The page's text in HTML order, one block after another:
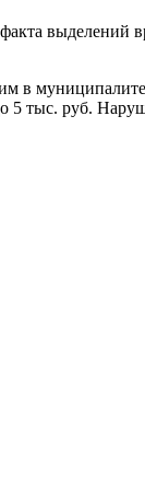
выделений
в
тыс. руб.